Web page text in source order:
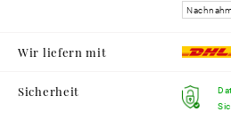
Wir liefern mit
Sicherheit